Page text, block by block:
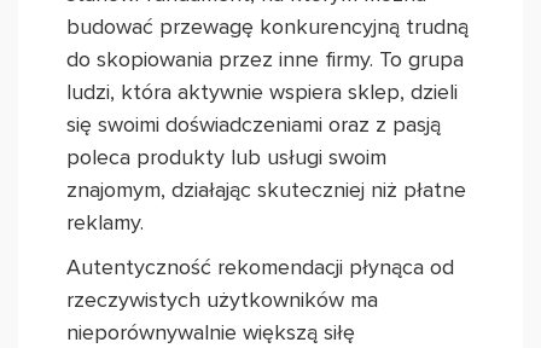
budować przewagę konkurencyjną trudną
do skopiowania przez inne firmy. To grupa
ludzi, która aktywnie wspiera sklep, dzieli
się swoimi doświadczeniami oraz z pasją
poleca produkty lub usługi swoim
znajomym, działając skuteczniej niż płatne
reklamy.
Autentyczność rekomendacji płynąca od
rzeczywistych użytkowników ma
nieporównywalnie większą siłę